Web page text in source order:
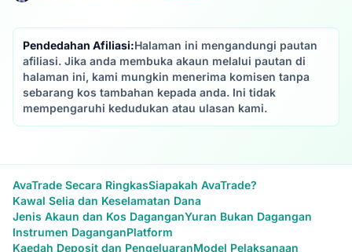
Pendedahan Afiliasi:Halaman ini mengandungi pautan
afiliasi. Jika anda membuka akaun melalui pautan di
halaman ini, kami mungkin menerima komisen tanpa
sebarang kos tambahan kepada anda. Ini tidak
mempengaruhi kedudukan atau ulasan kami.
AvaTrade Secara RingkasSiapakah AvaTrade?
Kawal Selia dan Keselamatan Dana
Jenis Akaun dan Kos DaganganYuran Bukan Dagangan
Instrumen DaganganPlatform
Kaedah Deposit dan PengeluaranModel Pelaksanaan